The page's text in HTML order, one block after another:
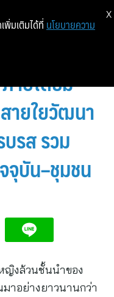
จัดงาน
ายใต้ธีม
ายใยวัฒนา
รส รวม
บัน–ชุมชน
ญิงล้วนชั้นนำของ
าอย่างยาวนานกว่า
พิ่มเติมได้ที่ นโยบายความ
X